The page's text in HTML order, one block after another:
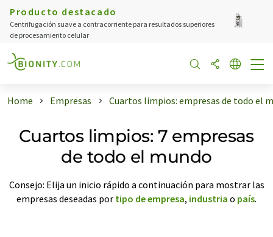
Producto destacado
Centrifugación suave a contracorriente para resultados superiores
de procesamiento celular
Home Empresas Cuartos limpios: empresas de todo el
Cuartos limpios: 7 empresas
de todo el mundo
Consejo: Elija un inicio rápido a continuación para mostrar las
empresas deseadas por tipo de empresa, industria o país.